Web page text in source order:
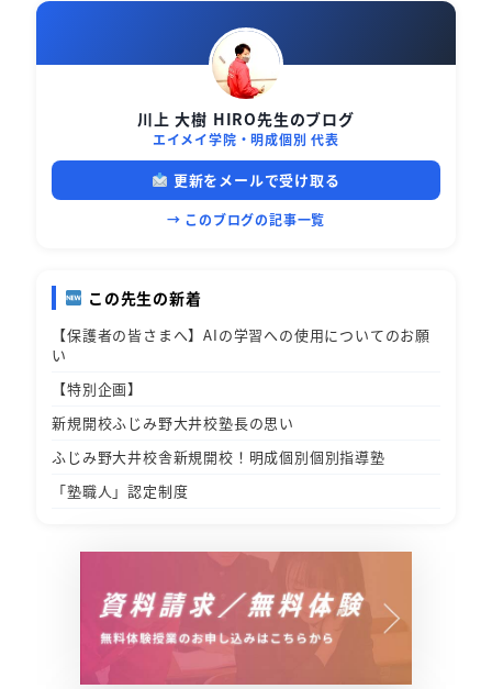
川上 大樹 HIRO先生のブログ
エイメイ学院・明成個別 代表
更新をメールで受け取る
→ このブログの記事一覧
この先生の新着
【保護者の皆さまへ】AIの学習への使用についてのお願
い
【特別企画】
新規開校ふじみ野大井校塾長の思い
ふじみ野大井校舎新規開校！明成個別個別指導塾
「塾職人」認定制度